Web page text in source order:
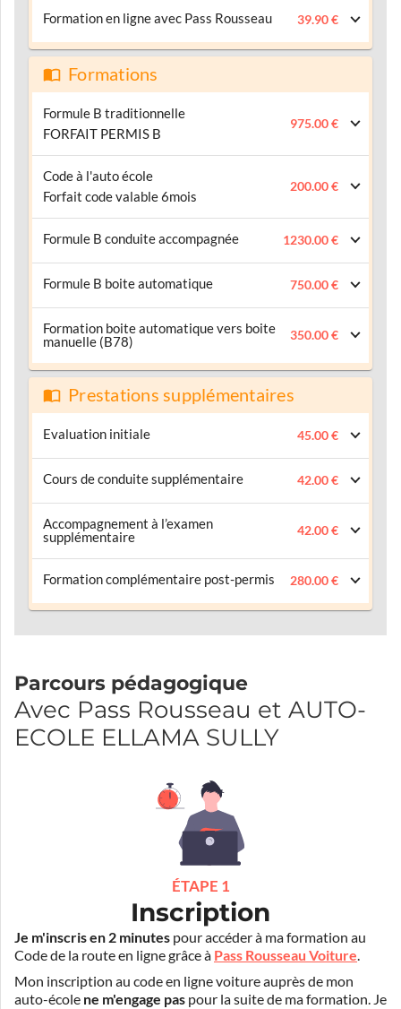
Formation en ligne avec Pass Rousseau 39.90 €
Formations
Formule B traditionnelle
FORFAIT PERMIS B
975.00 €
Code à l'auto école
Forfait code valable 6mois
200.00 €
Formule B conduite accompagnée 1230.00 €
Formule B boite automatique 750.00 €
Formation boite automatique vers boite
manuelle (B78)
350.00 €
Prestations supplémentaires
Evaluation initiale 45.00 €
Cours de conduite supplémentaire 42.00 €
Accompagnement à l’examen
supplémentaire
42.00 €
Formation complémentaire post-permis 280.00 €
Parcours pédagogique
Avec Pass Rousseau et AUTO-
ECOLE ELLAMA SULLY
ÉTAPE 1
Inscription
Je m'inscris en 2 minutes pour accéder à ma formation au
Code de la route en ligne grâce à Pass Rousseau Voiture
Mon inscription au code en ligne voiture auprès de mon
auto-école ne m'engage pas pour la suite de ma formation. Je